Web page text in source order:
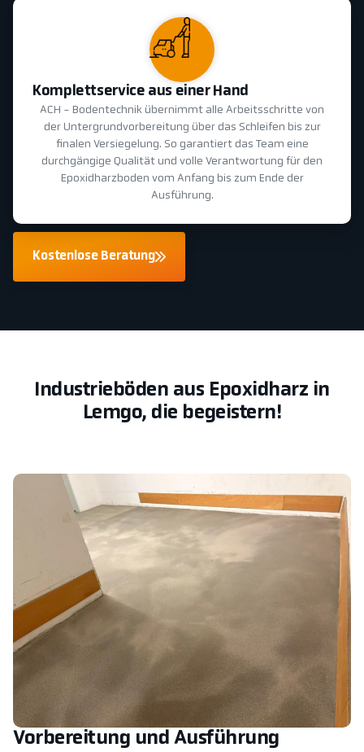
Komplettservice aus einer Hand
ACH - Bodentechnik übernimmt alle Arbeitsschritte von
der Untergrundvorbereitung über das Schleifen bis zur
finalen Versiegelung. So garantiert das Team eine
durchgängige Qualität und volle Verantwortung für den
Epoxidharzboden vom Anfang bis zum Ende der
Ausführung.
Kostenlose Beratung
Industrieböden aus Epoxidharz in
Lemgo, die begeistern!
Vorbereitung und Ausführung